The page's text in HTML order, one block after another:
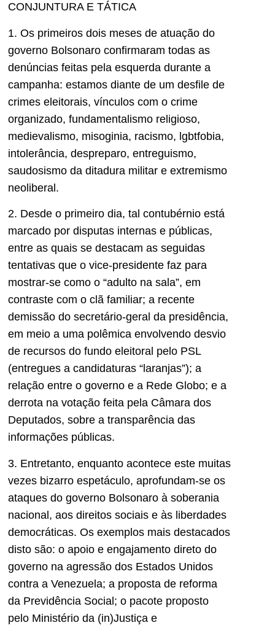
CONJUNTURA E TÁTICA
1. Os primeiros dois meses de atuação do
governo Bolsonaro confirmaram todas as
denúncias feitas pela esquerda durante a
campanha: estamos diante de um desfile de
crimes eleitorais, vínculos com o crime
organizado, fundamentalismo religioso,
medievalismo, misoginia, racismo, lgbtfobia,
intolerância, despreparo, entreguismo,
saudosismo da ditadura militar e extremismo
neoliberal.
2. Desde o primeiro dia, tal contubérnio está
marcado por disputas internas e públicas,
entre as quais se destacam as seguidas
tentativas que o vice-presidente faz para
mostrar-se como o “adulto na sala”, em
contraste com o clã familiar; a recente
demissão do secretário-geral da presidência,
em meio a uma polêmica envolvendo desvio
de recursos do fundo eleitoral pelo PSL
(entregues a candidaturas “laranjas”); a
relação entre o governo e a Rede Globo; e a
derrota na votação feita pela Câmara dos
Deputados, sobre a transparência das
informações públicas.
3. Entretanto, enquanto acontece este muitas
vezes bizarro espetáculo, aprofundam-se os
ataques do governo Bolsonaro à soberania
nacional, aos direitos sociais e às liberdades
democráticas. Os exemplos mais destacados
disto são: o apoio e engajamento direto do
governo na agressão dos Estados Unidos
contra a Venezuela; a proposta de reforma
da Previdência Social; o pacote proposto
pelo Ministério da (in)Justiça e